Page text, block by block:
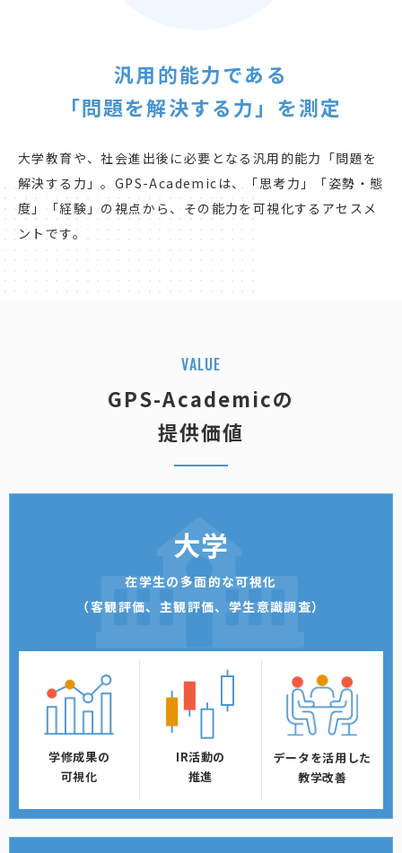
汎用的能力である
「問題を解決する力」を測定
大学教育や、社会進出後に必要となる汎用的能力「問題を
解決する力」。GPS-Academicは、「思考力」「姿勢・態
度」「経験」の視点から、その能力を可視化するアセスメ
ントです。
VALUE
GPS-Academicの
提供価値
大学
在学生の多面的な可視化
（客観評価、主観評価、学生意識調査）
学修成果の
可視化
IR活動の
推進
データを活用した
教学改善